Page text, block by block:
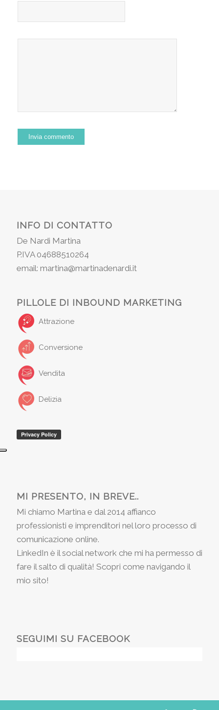
INFO DI CONTATTO
De Nardi Martina
P.IVA 04688510264
email: martina@martinadenardi.it
PILLOLE DI INBOUND MARKETING
Attrazione
Conversione
Vendita
Delizia
MI PRESENTO, IN BREVE..
Mi chiamo Martina e dal 2014 affianco
professionisti e imprenditori nel loro processo di
comunicazione online.
LinkedIn è il social network che mi ha permesso di
fare il salto di qualità! Scopri come navigando il
mio sito!
SEGUIMI SU FACEBOOK